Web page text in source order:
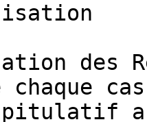
des
chaque